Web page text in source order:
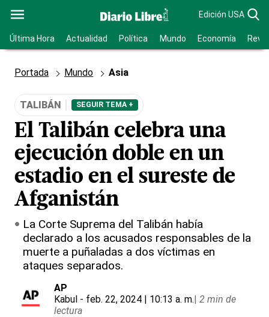
Edición USA
Última Hora Actualidad Política Mundo Economía
Portada Mundo Asia
TALIBÁN SEGUIR TEMA +
El Talibán celebra una
ejecución doble en un
estadio en el sureste de
Afganistán
La Corte Suprema del Talibán había
declarado a los acusados responsables de la
muerte a puñaladas a dos víctimas en
ataques separados.
AP
Kabul - feb. 22, 2024 | 10:13 a. m.| 2 min de
lectura